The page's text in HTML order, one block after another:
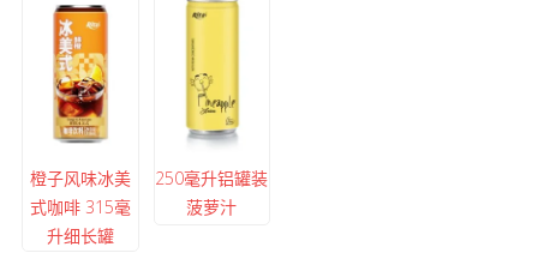
橙子风味冰美
式咖啡 315毫
升细长罐
250毫升铝罐装
菠萝汁